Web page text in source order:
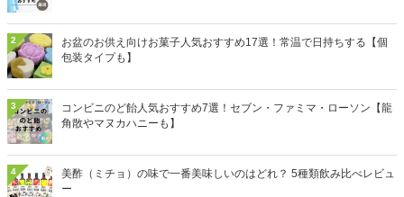
2
お盆のお供え向けお菓子人気おすすめ17選！常温で日持ちする【個
包装タイプも】
3
コンビニのど飴人気おすすめ7選！セブン・ファミマ・ローソン【龍
角散やマヌカハニーも】
4
美酢（ミチョ）の味で一番美味しいのはどれ？ 5種類飲み比べレビュ
ー